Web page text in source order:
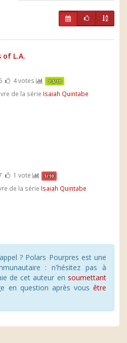
of L.A.
4 votes 7.3/10
de la série Isaiah Quintabe
1 vote 1/10
de la série Isaiah Quintabe
? Polars Pourpres est une
: n'hésitez pas à
de cet auteur en soumettant
en question après vous être